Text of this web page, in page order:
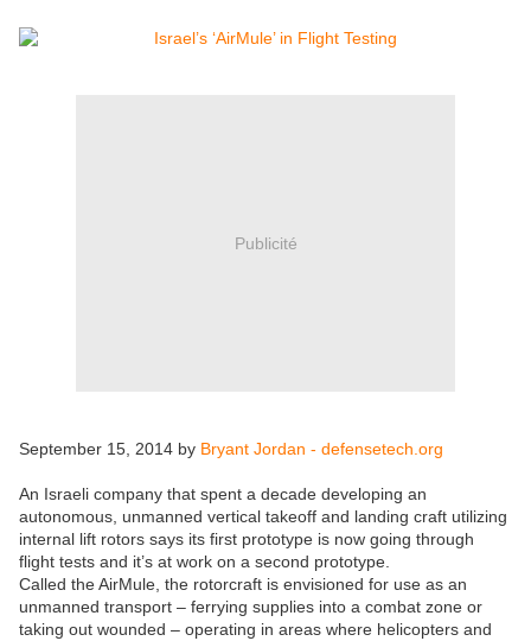
Publicité
September 15, 2014 by Bryant Jordan - defensetech.org
An Israeli company that spent a decade developing an
autonomous, unmanned vertical takeoff and landing craft utilizing
internal lift rotors says its first prototype is now going through
flight tests and it’s at work on a second prototype.
Called the AirMule, the rotorcraft is envisioned for use as an
unmanned transport – ferrying supplies into a combat zone or
taking out wounded – operating in areas where helicopters and